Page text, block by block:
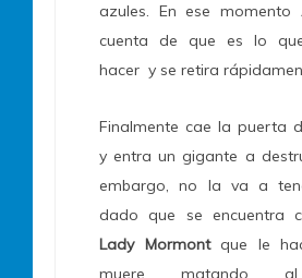
azules. En ese
cuenta de que es lo
hacer y se retira
Finalmente cae la puerta
y entra un gigante a
embargo, no la va a
dado que se encuentra
Lady Mormontque le
muere matando